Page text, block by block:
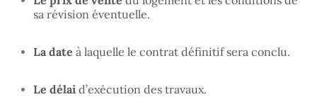
sa révision éventuelle.
La date à laquelle le contrat définitif sera conclu.
Le délai d’exécution des travaux.